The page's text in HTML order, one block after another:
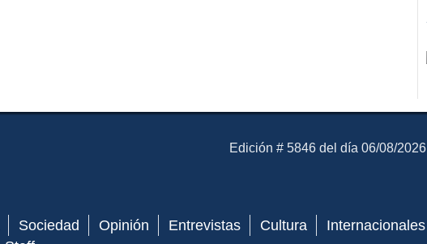
El Mensajero Diario
Edición # 5846 del día 06/08/2026
Sociedad Opinión Entrevistas Cultura Internacionales